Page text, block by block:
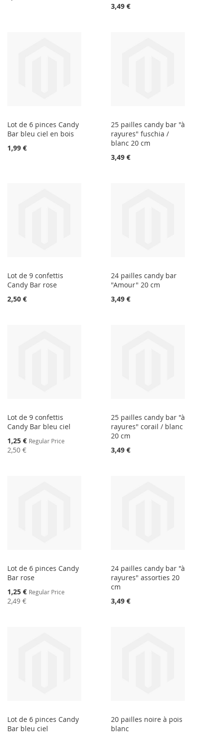
3,49 €
Lot de 6 pinces Candy
Bar bleu ciel en bois
1,99 €
25 pailles candy bar "à
rayures" fuschia /
blanc 20 cm
3,49 €
Lot de 9 confettis
Candy Bar rose
2,50 €
24 pailles candy bar
"Amour" 20 cm
3,49 €
Lot de 9 confettis
Candy Bar bleu ciel
Special
Price
1,25 € Regular Price
2,50 €
25 pailles candy bar "à
rayures" corail / blanc
20 cm
3,49 €
Lot de 6 pinces Candy
Bar rose
Special
Price
1,25 € Regular Price
2,49 €
24 pailles candy bar "à
rayures" assorties 20
cm
3,49 €
Lot de 6 pinces Candy
Bar bleu ciel
20 pailles noire à pois
blanc